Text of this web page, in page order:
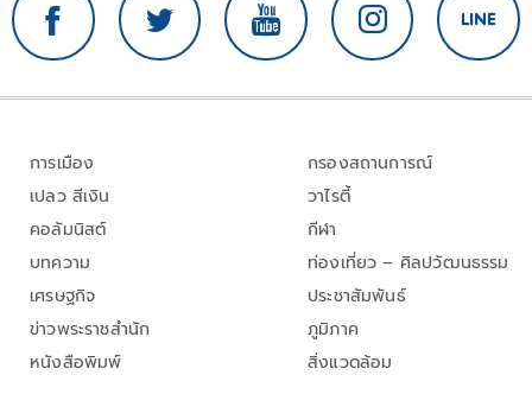
การเมือง
เปลว สีเงิน
คอลัมนิสต์
บทความ
เศรษฐกิจ
ข่าวพระราชสำนัก
หนังสือพิมพ์
กรองสถานการณ์
วาไรตี้
กีฬา
ท่องเที่ยว – ศิลปวัฒนธรรม
ประชาสัมพันธ์
ภูมิภาค
สิ่งแวดล้อม